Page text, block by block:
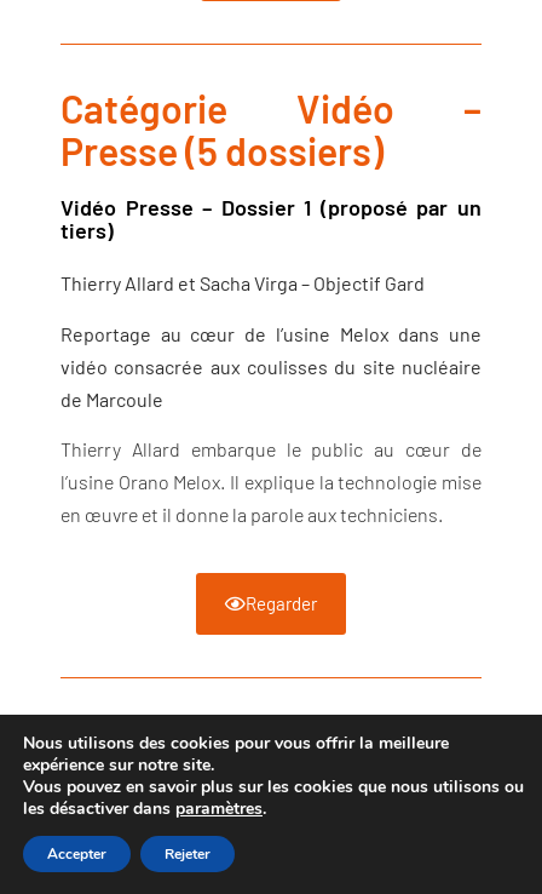
Catégorie Vidéo –
Presse (5 dossiers)
Vidéo Presse – Dossier 1 (proposé par un
tiers)
Thierry Allard et Sacha Virga – Objectif Gard
Reportage au cœur de l’usine Melox dans une
vidéo consacrée aux coulisses du site nucléaire
de Marcoule
Thierry Allard embarque le public au cœur de
l’usine Orano Melox. Il explique la technologie mise
en œuvre et il donne la parole aux techniciens.
Regarder
Vidéo Presse – Dossier 2
Contact : Estelle Henry – Journaliste, reporter,
RMC/Radio Classique
Chroniques « La France et ses artisans »
Nous utilisons des cookies pour vous offrir la meilleure
expérience sur notre site.
Vous pouvez en savoir plus sur les cookies que nous utilisons ou
les désactiver dans paramètres.
Accepter Rejeter